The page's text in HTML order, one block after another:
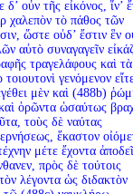
οὖν τῆς εἰκόνος, ἵν’
χαλεπὸν τὸ πάθος τῶν
ὥστε οὐδ’ ἔστιν ἓν
αὐτὸ συναγαγεῖν
τραγελάφους καὶ τὰ
γενόμενον
μὲν καὶ (488b)
ὁρῶντα ὡσαύτως
τοὺς δὲ ναύτας
ἕκαστον
μέτε ἔχοντα
πρὸς δὲ τούτοις
λέγοντα ὡς διδακτὸν